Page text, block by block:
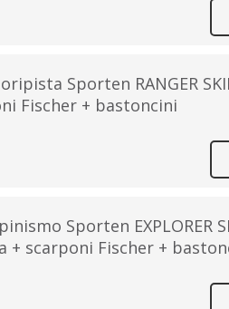
Sporten RANGER
Fischer + bastoncini
Sporten EXPLORER
+ scarponi Fischer +